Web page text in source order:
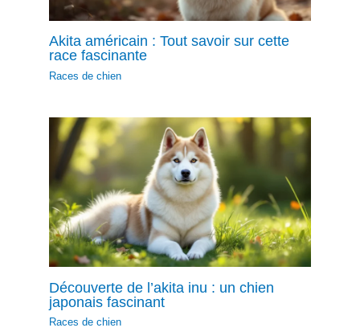
Akita américain : Tout savoir sur cette
race fascinante
Races de chien
Découverte de l’akita inu : un chien
japonais fascinant
Races de chien